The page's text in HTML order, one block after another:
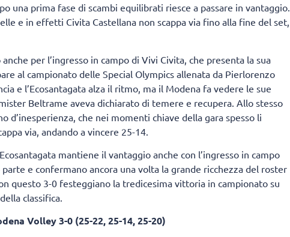
una prima fase di scambi equilibrati riesce a passare in vantaggio.
e in effetti Civita Castellana non scappa via fino alla fine del set,
per l’ingresso in campo di Vivi Civita, che presenta la sua
al campionato delle Special Olympics allenata da Pierlorenzo
e l’Ecosantagata alza il ritmo, ma il Modena fa vedere le sue
Beltrame aveva dichiarato di temere e recupera. Allo stesso
d’inesperienza, che nei momenti chiave della gara spesso li
via, andando a vincere 25-14.
mantiene il vantaggio anche con l’ingresso in campo
e confermano ancora una volta la grande ricchezza del roster
questo 3-0 festeggiano la tredicesima vittoria in campionato su
classifica.
Volley 3-0 (25-22, 25-14, 25-20)